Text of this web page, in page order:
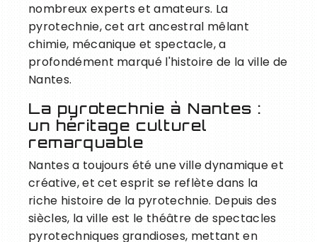
nombreux experts et amateurs. La
pyrotechnie, cet art ancestral mêlant
chimie, mécanique et spectacle, a
profondément marqué l'histoire de la ville de
Nantes.
La pyrotechnie à Nantes :
un héritage culturel
remarquable
Nantes a toujours été une ville dynamique et
créative, et cet esprit se reflète dans la
riche histoire de la pyrotechnie. Depuis des
siècles, la ville est le théâtre de spectacles
pyrotechniques grandioses, mettant en